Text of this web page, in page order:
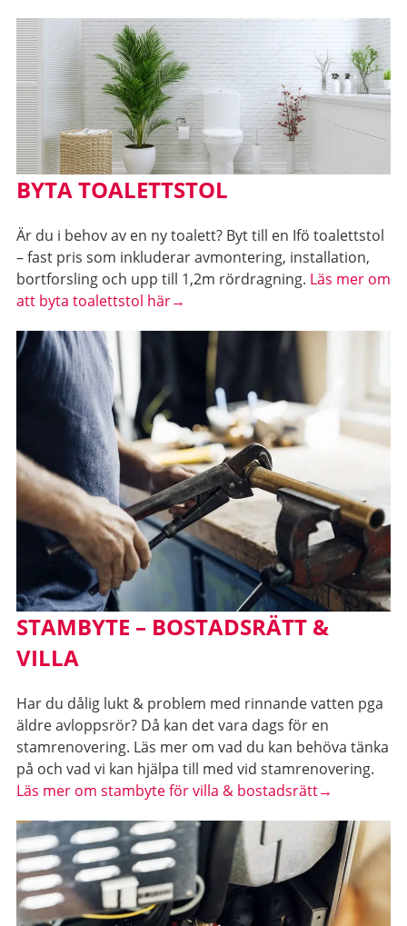
BYTA TOALETTSTOL
Är du i behov av en ny toalett? Byt till en Ifö toalettstol
– fast pris som inkluderar avmontering, installation,
bortforsling och upp till 1,2m rördragning. Läs mer om
att byta toalettstol här→
STAMBYTE – BOSTADSRÄTT &
VILLA
Har du dålig lukt & problem med rinnande vatten pga
äldre avloppsrör? Då kan det vara dags för en
stamrenovering. Läs mer om vad du kan behöva tänka
på och vad vi kan hjälpa till med vid stamrenovering.
Läs mer om stambyte för villa & bostadsrätt→